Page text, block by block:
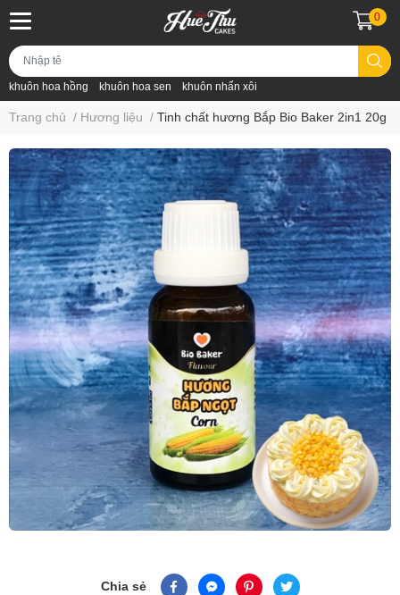
khuôn hoa hồng khuôn hoa sen khuôn nhấn xôi
0
Trang chủ / Hương liệu / Tinh chất hương Bắp Bio Baker 2in1 20g
Chia sẻ